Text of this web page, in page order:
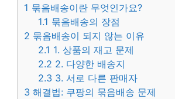
1 묶음배송이란 무엇인가요?
1.1 묶음배송의 장점
2 묶음배송이 되지 않는 이유
2.1 1. 상품의 재고 문제
2.2 2. 다양한 배송지
2.3 3. 서로 다른 판매자
3 해결법: 쿠팡의 묶음배송 문제